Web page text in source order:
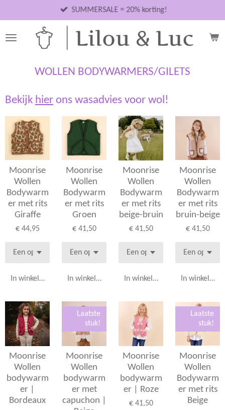
direct
naar
SUMMERSALE = 20% korting!
WOLLEN BODYWARMERS/GILETS
Bekijk hier ons wasadvies voor wol!
Moonrise
Wollen
Bodywarm
er met rits
Giraffe
€ 44,95
In winkelwagen
Moonrise
Wollen
Bodywarm
er met rits
Groen
€ 41,50
In winkelwagen
Moonrise
Wollen
Bodywarm
er met rits
beige-bruin
€ 41,50
In winkelwagen
Moonrise
Wollen
Bodywarm
er met rits
bruin-beige
€ 41,50
In
Moonrise
Wollen
bodywarm
er |
Bordeaux
Laatste
stuk!
Moonrise
Wollen
bodywarm
er met
capuchon |
Moonrise
Wollen
bodywarm
er | Roze
€ 41,50
Laatste
stuk!
Moonrise
Wollen
Bodywarm
er met rits
Beige